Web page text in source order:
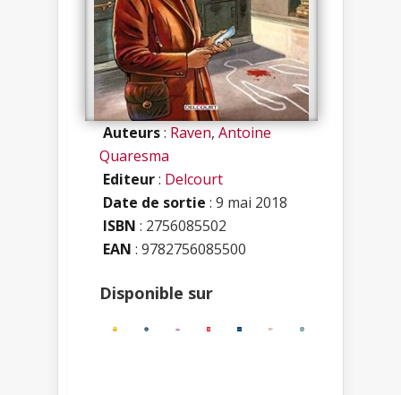
Auteurs:Raven,Antoine
Quaresma
Editeur: Delcourt
Date de sortie : 9 mai 2018
ISBN : 2756085502
EAN : 9782756085500
Disponible sur